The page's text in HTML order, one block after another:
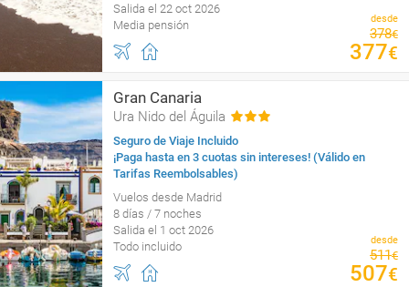
Salida el 22 oct 2026
Media pensión
desde
378€
377€
Gran Canaria
Ura Nido del Águila
Seguro de Viaje Incluido
¡Paga hasta en 3 cuotas sin intereses! (Válido en
Tarifas Reembolsables)
Vuelos desde Madrid
8 días / 7 noches
Salida el 1 oct 2026
Todo incluido
desde
511€
507€